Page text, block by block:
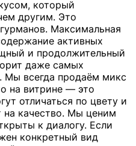
который
другим. Это
Максимальная
активных
и продолжительный
даже самых
Мы всегда продаём микс
на витрине — это
отличаться по цвету и
на качество. Мы ценим
к диалогу. Если
конкретный вид